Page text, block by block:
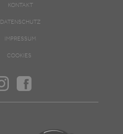
KONTAKT
DATENSCHUTZ
IMPRESSUM
COOKIES